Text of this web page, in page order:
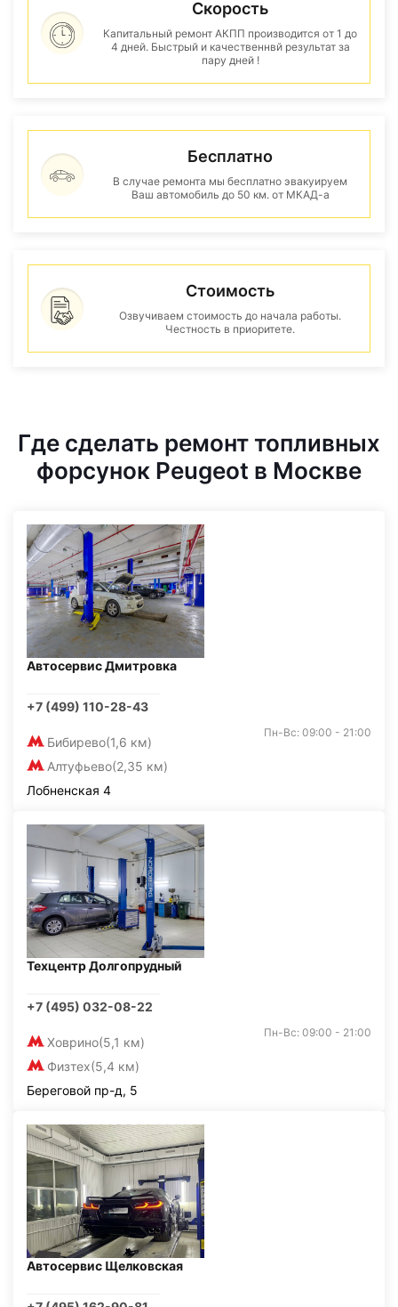
Скорость
Капитальный ремонт АКПП производится от 1 до
4 дней. Быстрый и качественнвй результат за
пару дней !
Бесплатно
В случае ремонта мы бесплатно эвакуируем
Ваш автомобиль до 50 км. от МКАД-а
Стоимость
Озвучиваем стоимость до начала работы.
Честность в приоритете.
Где сделать ремонт топливных
форсунок Peugeot в Москве
Автосервис Дмитровка
+7 (499) 110-28-43
Бибирево(1,6 км)
Алтуфьево(2,35 км)
Пн-Вс: 09:00 - 21:00
Лобненская 4
Техцентр Долгопрудный
+7 (495) 032-08-22
Ховрино(5,1 км)
Физтех(5,4 км)
Пн-Вс: 09:00 - 21:00
Береговой пр-д, 5
Автосервис Щелковская